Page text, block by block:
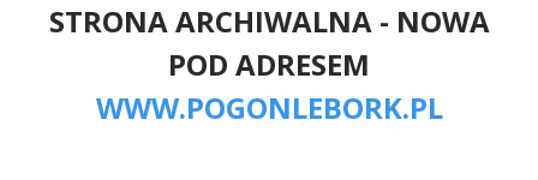
STRONA ARCHIWALNA - NOWA
POD ADRESEM
WWW.POGONLEBORK.PL